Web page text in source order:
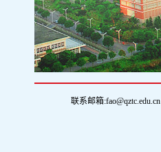
联系邮箱:fao@qztc.edu.cn